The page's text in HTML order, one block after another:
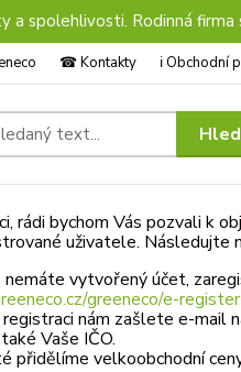
a spolehlivosti. Rodinná
☎︎ Kontakty ℹ︎ Obchodní
rádi bychom Vás pozvali k
uživatele. Následujte
nemáte vytvořený účet,
greeneco/e-register
nám zašlete e-mail
Vaše IČO.
přidělíme velkoobchodní